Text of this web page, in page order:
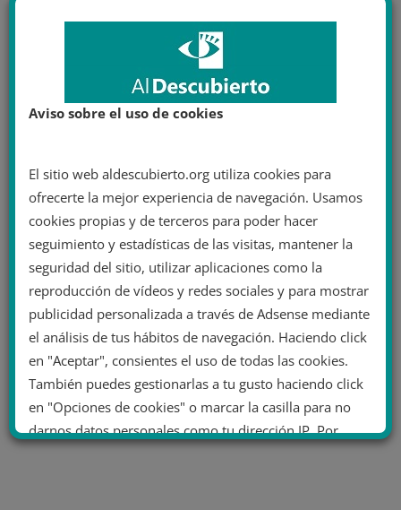
Aviso sobre el uso de cookies
El sitio web aldescubierto.org utiliza cookies para
ofrecerte la mejor experiencia de navegación. Usamos
cookies propias y de terceros para poder hacer
seguimiento y estadísticas de las visitas, mantener la
seguridad del sitio, utilizar aplicaciones como la
reproducción de vídeos y redes sociales y para mostrar
publicidad personalizada a través de Adsense mediante
el análisis de tus hábitos de navegación. Haciendo click
en "Aceptar", consientes el uso de todas las cookies.
También puedes gestionarlas a tu gusto haciendo click
en "Opciones de cookies" o marcar la casilla para no
darnos datos personales como tu dirección IP. Por